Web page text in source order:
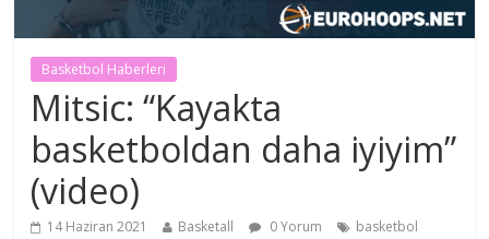
Basketbol Haberleri
Mitsic: “Kayakta
basketboldan daha iyiyim”
(video)
14 Haziran 2021 Basketall 0 Yorum
basketbol